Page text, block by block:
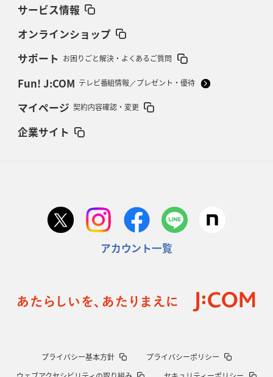
サービス情報
オンラインショップ
サポート お困りごと解決・よくあるご質問
Fun! J:COM テレビ番組情報／プレゼント・優待
マイページ 契約内容確認・変更
企業サイト
アカウント一覧
プライバシー基本方針
プライバシーポリシー